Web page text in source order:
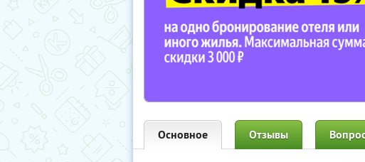
Основное Отзывы